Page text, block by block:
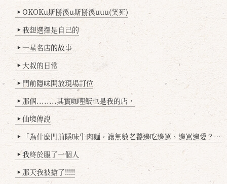
▶ OKOKu斯掰溪u斯掰溪uuu(笑死)
▶ 我想選擇是自己的
▶ 一星名店的故事
▶ 大叔的日常
▶ 門前隱味開放現場訂位
▶ 那個........其實咖哩飯也是我的店，
▶ 仙境傳說
▶ 「為什麼門前隱味牛肉麵，讓無數老饕邊吃邊罵、邊罵邊愛？小辣雞揭密！」
▶ 我終於服了一個人
▶ 那天我被搶了!!!!!